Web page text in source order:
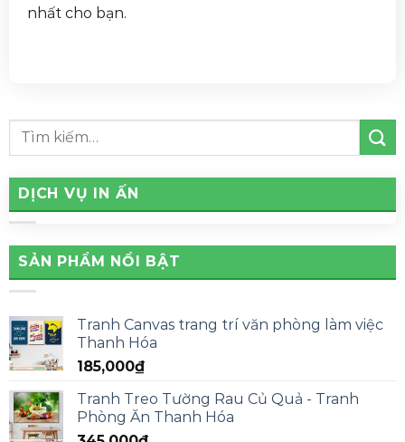
nhất cho bạn.
DỊCH VỤ IN ẤN
SẢN PHẨM NỔI BẬT
Tranh Canvas trang trí văn phòng làm việc
Thanh Hóa
185,000₫
Tranh Treo Tường Rau Củ Quả - Tranh
Phòng Ăn Thanh Hóa